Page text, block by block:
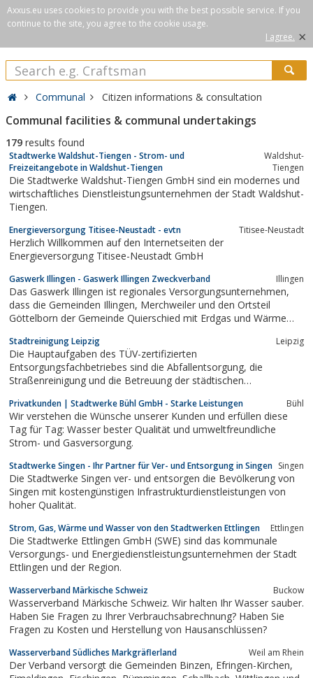
Axxus.eu uses cookies to provide you with the best possible service. If you
continue to the site, you agree to the cookie usage.
I agree. ×
Communal Citizen informations & consultation
Communal facilities & communal undertakings
179 results found
Stadtwerke Waldshut-Tiengen - Strom- und
Freizeitangebote in Waldshut-Tiengen
Waldshut-
Tiengen
Die Stadtwerke Waldshut-Tiengen GmbH sind ein modernes und
wirtschaftliches Dienstleistungsunternehmen der Stadt Waldshut-
Tiengen.
Energieversorgung Titisee-Neustadt - evtn Titisee-Neustadt
Herzlich Willkommen auf den Internetseiten der
Energieversorgung Titisee-Neustadt GmbH
Gaswerk Illingen - Gaswerk Illingen Zweckverband Illingen
Das Gaswerk Illingen ist regionales Versorgungsunternehmen,
dass die Gemeinden Illingen, Merchweiler und den Ortsteil
Göttelborn der Gemeinde Quierschied mit Erdgas und Wärme
Angebot von Dienstleistungen.
Stadtreinigung Leipzig Leipzig
Die Hauptaufgaben des TÜV-zertifizierten
Entsorgungsfachbetriebes sind die Abfallentsorgung, die
Straßenreinigung und die Betreuung der städtischen
Privatkunden | Stadtwerke Bühl GmbH - Starke Leistungen Bühl
Wir verstehen die Wünsche unserer Kunden und erfüllen diese
Tag für Tag: Wasser bester Qualität und umweltfreundliche
Strom- und Gasversorgung.
Stadtwerke Singen - Ihr Partner für Ver- und Entsorgung in Singen Singen
Die Stadtwerke Singen ver- und entsorgen die Bevölkerung von
Singen mit kostengünstigen Infrastrukturdienstleistungen von
hoher Qualität.
Strom, Gas, Wärme und Wasser von den Stadtwerken Ettlingen Ettlingen
Die Stadtwerke Ettlingen GmbH (SWE) sind das kommunale
Versorgungs- und Energiedienstleistungsunternehmen der Stadt
Ettlingen und der Region.
Wasserverband Märkische Schweiz Buckow
Wasserverband Märkische Schweiz. Wir halten Ihr Wasser sauber.
Haben Sie Fragen zu Ihrer Verbrauchsabrechnung? Haben Sie
Fragen zu Kosten und Herstellung von Hausanschlüssen?
Wasserverband Südliches Markgräflerland Weil am Rhein
Der Verband versorgt die Gemeinden Binzen, Efringen-Kirchen,